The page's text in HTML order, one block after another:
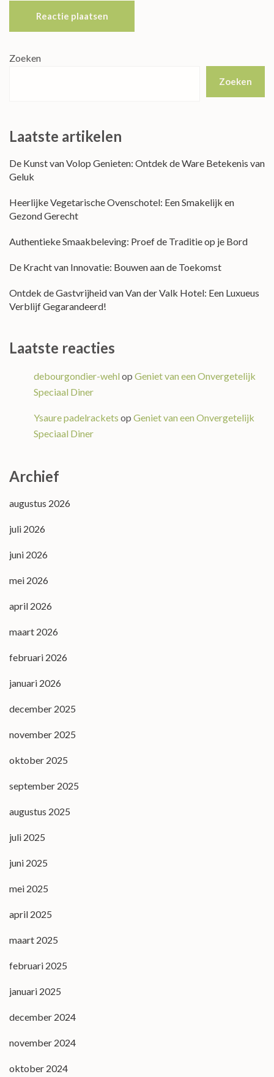
Zoeken
Zoeken
Laatste artikelen
De Kunst van Volop Genieten: Ontdek de Ware Betekenis van
Geluk
Heerlijke Vegetarische Ovenschotel: Een Smakelijk en
Gezond Gerecht
Authentieke Smaakbeleving: Proef de Traditie op je Bord
De Kracht van Innovatie: Bouwen aan de Toekomst
Ontdek de Gastvrijheid van Van der Valk Hotel: Een Luxueus
Verblijf Gegarandeerd!
Laatste reacties
debourgondier-wehl op Geniet van een Onvergetelijk
Speciaal Diner
Ysaure padelrackets op Geniet van een Onvergetelijk
Speciaal Diner
Archief
augustus 2026
juli 2026
juni 2026
mei 2026
april 2026
maart 2026
februari 2026
januari 2026
december 2025
november 2025
oktober 2025
september 2025
augustus 2025
juli 2025
juni 2025
mei 2025
april 2025
maart 2025
februari 2025
januari 2025
december 2024
november 2024
oktober 2024